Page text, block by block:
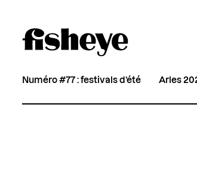
Numéro #77 : festivals d’été Arles